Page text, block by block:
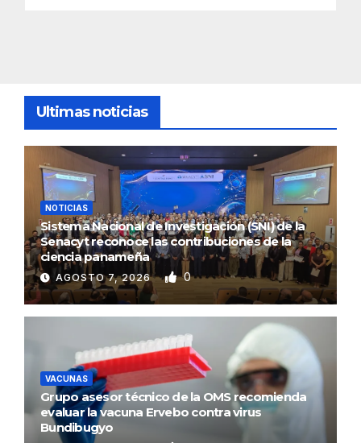
Ultimas noticias
NOTICIAS
Sistema Nacional de Investigación (SNI) de la
Senacyt reconoce las contribuciones de la
ciencia panameña
AGOSTO 7, 2026 0
VACUNAS
Grupo asesor técnico de la OMS recomienda
evaluar la vacuna Ervebo contra virus
Bundibugyo